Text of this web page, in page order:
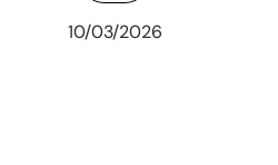
10/03/2026